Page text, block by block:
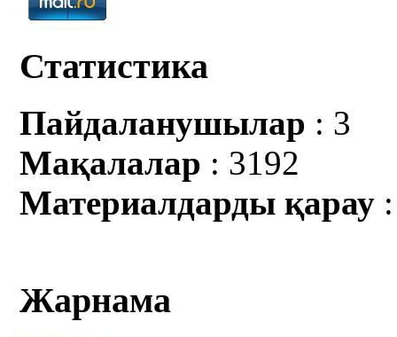
Статистика
Пайдаланушылар : 3
Мақалалар : 3192
Материалдарды қарау
Жарнама